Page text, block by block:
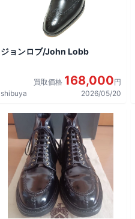
ジョンロブ/John Lobb
買取価格 168,000円
shibuya
2026/05/20